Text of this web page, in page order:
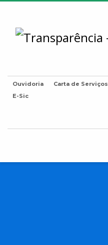
Ouvidoria Carta de Serviços
E-Sic